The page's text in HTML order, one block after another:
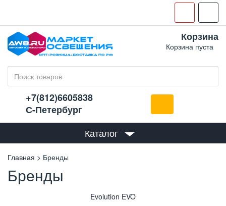
Корзина
Корзина пуста
+7(812)6605838
С-Петербург
Каталог
Главная Бренды
Бренды
Evolution EVO